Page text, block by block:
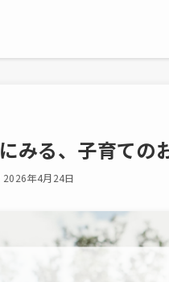
みる、子育ての
2026年4月24日